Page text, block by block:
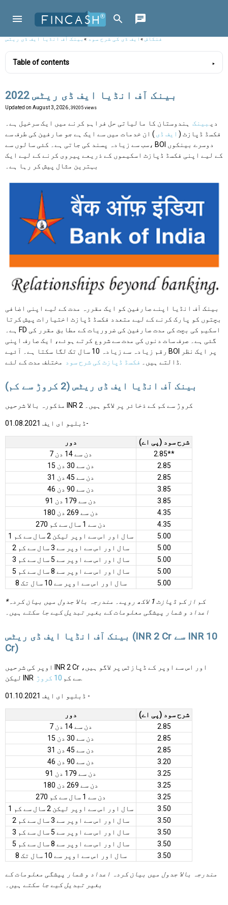
فنکاش»ایف ڈی کی شرح سود»بینک آف انڈیا ایف ڈی ریٹس
Table of contents
بینک آف انڈیا ایف ڈی ریٹس 2022
Updated on August 3, 2026 , 39205 views
دیبینک ہندوستان کا مالیاتی حل فراہم کرنے میں ایک سرخیل ہے۔
فکسڈ ڈپازٹ ( ایف ڈی ) ان خدمات میں سے ایک ہے جو صارفین کی طرف سے
سب سے زیادہ پسند کی جاتی ہے۔ کئی سالوں سے، BOI دوسرے بینکوں
کے لیے اپنی فکسڈ ڈپازٹ اسکیموں کے ذریعے پیروی کرنے کے لیے ایک
بہترین مثال پیش کر رہا ہے۔
بینک آف انڈیا اپنے صارفین کو ایک مقررہ مدت کے لیے اپنی اضافی
بچتوں کو پارک کرنے کے لیے متعدد فکسڈ ڈپازٹ اختیارات پیش کرتا
ہے۔ FD اسکیم کی بچت کی مدت صارفین کی ضروریات کے مطابق مقرر کی
گئی ہے۔ صرف سات دنوں کی مدت سے شروع کرتے ہوئے، ایک صارف اپنی
رقم زیادہ سے زیادہ 10 سال تک لگا سکتا ہے۔ آئیے BOI پر ایک نظر
ڈالتے ہیں۔ فکسڈ ڈپازٹ کی شرح سود مختلف مدت کے لئے.
بینک آف انڈیا ایف ڈی ریٹس (2 کروڑ سے کم)
مذکورہ بالا شرحیں INR 2 کروڑ سے کم کے ذخائر پر لاگو ہیں۔
ڈبلیو ای ایف 01.08.2021-
دور
شرح سود (پی اے)
7 دن سے 14 دن
2.85**
15 دن سے 30 دن
2.85
31 دن سے 45 دن
2.85
46 دن سے 90 دن
3.85
91 دن سے 179 دن
3.85
180 دن سے 269 دن
4.35
270 دن سے 1 سال سے کم
4.35
1 سال اور اس سے اوپر لیکن 2 سال سے کم
5.00
2 سال اور اس سے اوپر سے 3 سال سے کم
5.00
3 سال اور اس سے اوپر سے 5 سال سے کم
5.00
5 سال اور اس سے اوپر سے 8 سال سے کم
5.00
8 سال اور اس سے اوپر سے 10 سال تک
5.00
*کم از کم ڈپازٹ 1 لاکھ روپے۔ مندرجہ بالا جدول میں بیان کردہ
اعداد و شمار پیشگی معلومات کے بغیر تبدیل کیے جا سکتے ہیں۔
بینک آف انڈیا ایف ڈی ریٹس (INR 2 Cr سے INR 10
Cr)
اوپر کی شرحیں INR 2 Cr اور اس سے اوپر کے ڈپازٹس پر لاگو ہیں،
لیکن INR سے کم 10 کروڑ
ڈبلیو ای ایف 01.10.2021 -
دور
شرح سود (پی اے)
7 دن سے 14 دن
2.85
15 دن سے 30 دن
2.85
31 دن سے 45 دن
2.85
46 دن سے 90 دن
3.20
91 دن سے 179 دن
3.25
180 دن سے 269 دن
3.25
270 دن سے 1 سال سے کم
3.25
1 سال اور اس سے اوپر لیکن 2 سال سے کم
3.50
2 سال اور اس سے اوپر سے 3 سال سے کم
3.50
3 سال اور اس سے اوپر سے 5 سال سے کم
3.50
5 سال اور اس سے اوپر سے 8 سال سے کم
3.50
8 سال اور اس سے اوپر سے 10 سال تک
3.50
مندرجہ بالا جدول میں بیان کردہ اعداد و شمار پیشگی معلومات کے
بغیر تبدیل کیے جا سکتے ہیں۔